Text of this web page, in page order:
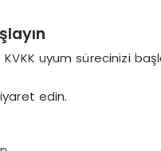
KVKK uyum sürecinizi
edin.